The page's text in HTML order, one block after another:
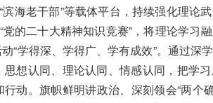
滨海老干部”等载体平台，持续强化理论
党的二十大精神知识竞赛”，将理论学习
“学得深、学得广、学有成效”。通过深
想认同、理论认同、情感认同，把学
动。旗帜鲜明讲政治、深刻领会“两个